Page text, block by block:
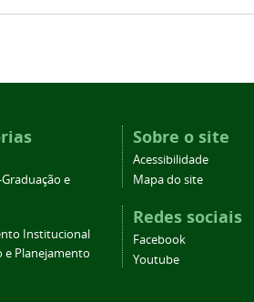
e
Institucional
e Planejamento
Sobre o site
Acessibilidade
Mapa do site
Redes sociais
Facebook
Youtube